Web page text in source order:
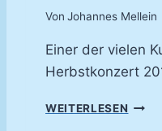
S
E
T
Von Johannes Mellein
Einer der vielen
Herbstkonzert
WEITERLESEN